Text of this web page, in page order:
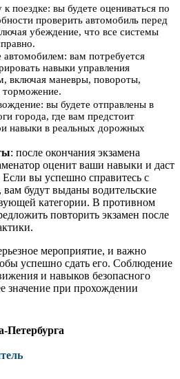
поездке: вы будете оцениваться по
проверить автомобиль перед
убеждение, что все системы
автомобилем: вам потребуется
навыки управления
включая маневры, повороты,
торможение.
вы будете отправлены в
города, где вам предстоит
навыки в реальных дорожных
: после окончания экзамена
оценит ваши навыки и даст
Если вы успешно справитесь с
вам будут выданы водительские
категории. В противном
повторить экзамен после
мероприятие, и важно
успешно сдать его. Соблюдение
и навыков безопасного
значение при прохождении
Петербурга